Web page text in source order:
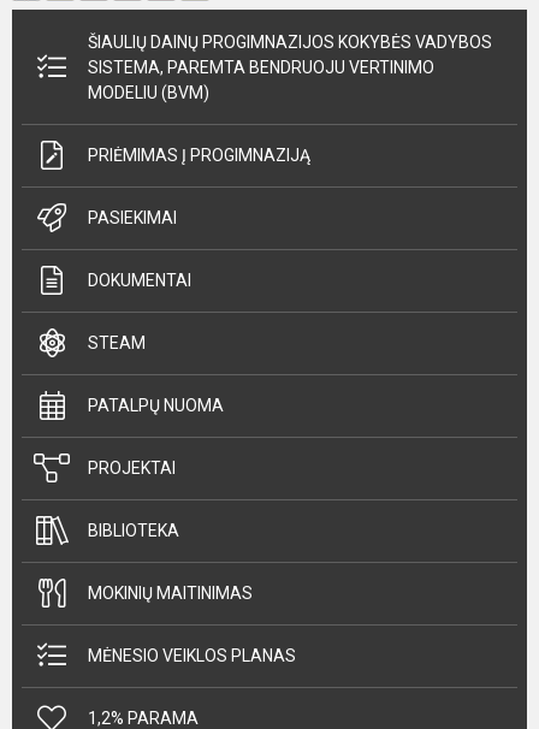
ŠIAULIŲ DAINŲ PROGIMNAZIJOS KOKYBĖS VADYBOS
SISTEMA, PAREMTA BENDRUOJU VERTINIMO
MODELIU (BVM)
PRIĖMIMAS Į PROGIMNAZIJĄ
PASIEKIMAI
DOKUMENTAI
STEAM
PATALPŲ NUOMA
PROJEKTAI
BIBLIOTEKA
MOKINIŲ MAITINIMAS
MĖNESIO VEIKLOS PLANAS
1,2% PARAMA